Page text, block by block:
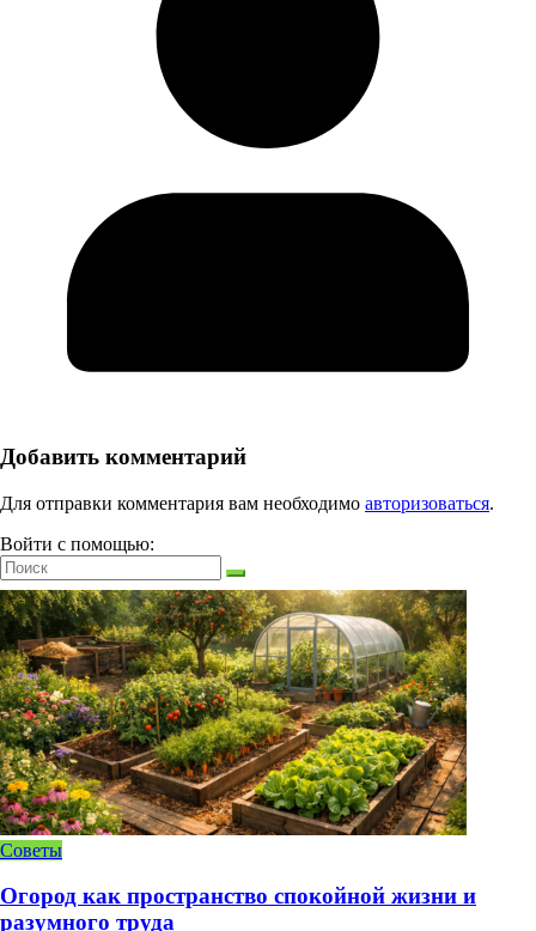
Добавить комментарий
Для отправки комментария вам необходимо авторизоваться.
Войти с помощью:
Советы
Огород как пространство спокойной жизни и
разумного труда